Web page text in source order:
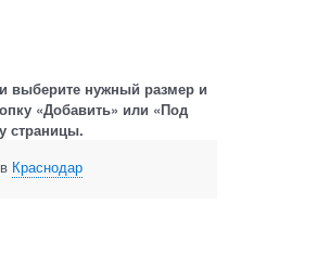
выберите нужный размер и
«Добавить» или «Под
страницы.
Краснодар